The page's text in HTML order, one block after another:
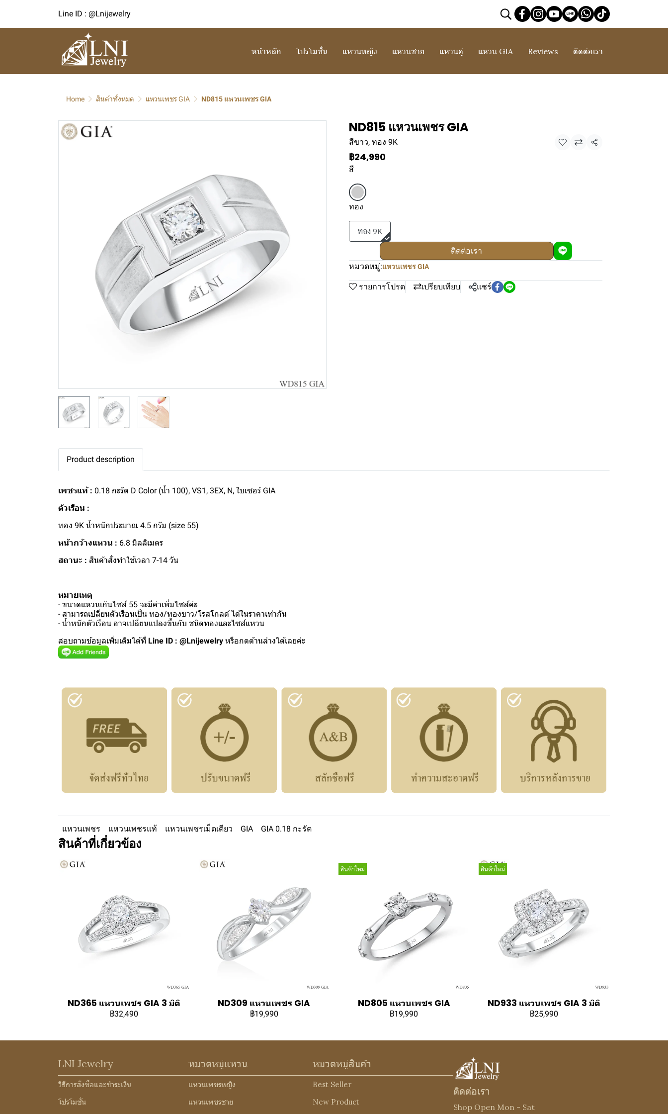
Line ID : @Lnijewelry
หน้าหลัก โปรโมชั่น แหวนหญิง แหวนชาย แหวนคู่ แหวน GIA Reviews ติดต่อเรา
Home สินค้าทั้งหมด แหวนเพชร GIA ND815 แหวนเพชร GIA
ND815 แหวนเพชร GIA
สีขาว, ทอง 9K แชร์
฿24,990
สี
ทอง
ทอง 9K
ติดต่อเรา
หมวดหมู่:แหวนเพชร GIA
รายการโปรด เปรียบเทียบ แชร์
Product description
เพชรแท้ : 0.18 กะรัต D Color (น้ำ 100), VS1, 3EX, N, ใบเซอร์ GIA
ตัวเรือน :
ทอง 9K น้ำหนักประมาณ 4.5 กรัม (size 55)
หน้ากว้างแหวน : 6.8 มิลลิเมตร
สถานะ : สินค้าสั่งทำใช้เวลา 7-14 วัน
หมายเหตุ
- ขนาดแหวนเกินไซส์ 55 จะมีค่าเพิ่มไซส์ค่ะ
- สามารถเปลี่ยนตัวเรือนเป็น ทอง/ทองขาว/โรสโกลด์ ได้ในราคาเท่ากัน
- น้ำหนักตัวเรือน อาจเปลี่ยนแปลงขึ้นกับ ชนิดทองและไซส์แหวน
สอบถามข้อมูลเพิ่มเติมได้ที่ Line ID : @Lnijewelry หรือกดด้านล่างได้เลยค่ะ
แหวนเพชร แหวนเพชรแท้ แหวนเพชรเม็ดเดียว GIA GIA 0.18 กะรัต
สินค้าที่เกี่ยวข้อง
ND365 แหวนเพชร GIA 3 มิติ
฿32,490
ND309 แหวนเพชร GIA
฿19,990
สินค้าใหม่
ND805 แหวนเพชร GIA
฿19,990
สินค้าใหม่
ND933 แหวนเพชร GIA 3 มิติ
฿25,990
LNI Jewelry
วิธีการสั่งซื้อและชำระเงิน
โปรโมชั่น
หมวดหมู่แหวน
แหวนเพชรหญิง
แหวนเพชรชาย
หมวดหมู่สินค้า
Best Seller
New Product
ติดต่อเรา
Shop Open Mon - Sat